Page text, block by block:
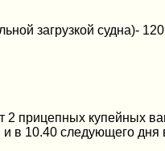
загрузкой судна)- 120
2 прицепных купейных
и в 10.40 следующего